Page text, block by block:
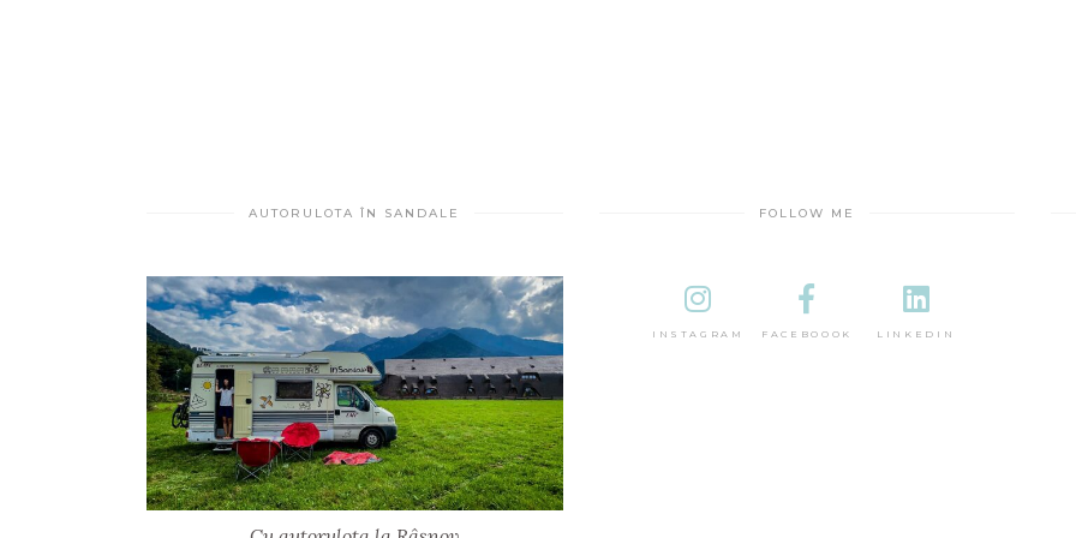
AUTORULOTA ÎN SANDALE FOLLOW ME
INSTAGRAM FACEBOOOK LINKEDIN